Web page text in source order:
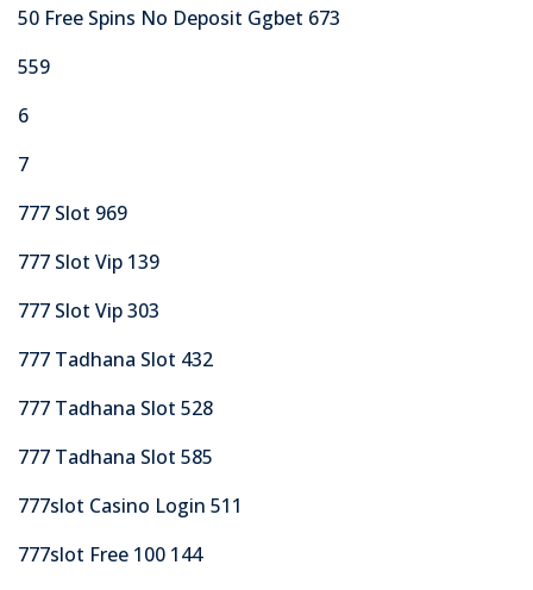
50 Free Spins No Deposit Ggbet 673
559
6
7
777 Slot 969
777 Slot Vip 139
777 Slot Vip 303
777 Tadhana Slot 432
777 Tadhana Slot 528
777 Tadhana Slot 585
777slot Casino Login 511
777slot Free 100 144